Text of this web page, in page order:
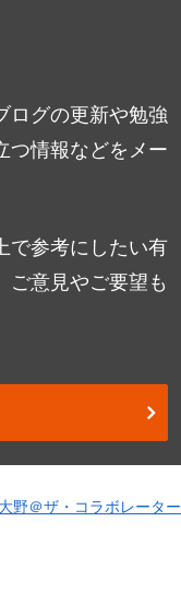
ログの更新や勉強
つ情報などをメー
で参考にしたい有
ご意見やご要望も
大野＠ザ・コラボレーター